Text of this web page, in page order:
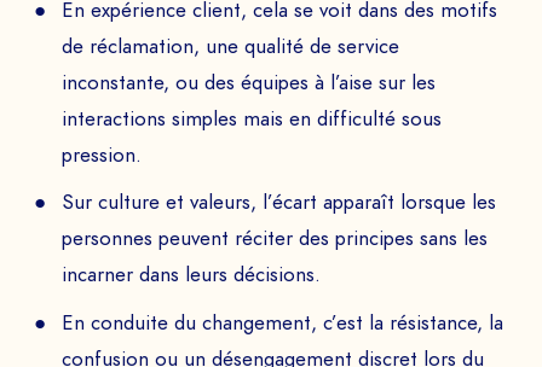
En expérience client, cela se voit dans des motifs
de réclamation, une qualité de service
inconstante, ou des équipes à l’aise sur les
interactions simples mais en difficulté sous
pression.
Sur culture et valeurs, l’écart apparaît lorsque les
personnes peuvent réciter des principes sans les
incarner dans leurs décisions.
En conduite du changement, c’est la résistance, la
confusion ou un désengagement discret lors du
DEMANDEZ VOTRE
DÉMO
Echangez avec notre équipe d’experts et
obtenez un aperçu de nos jeux immersifs.
NOM PRÉNOM *